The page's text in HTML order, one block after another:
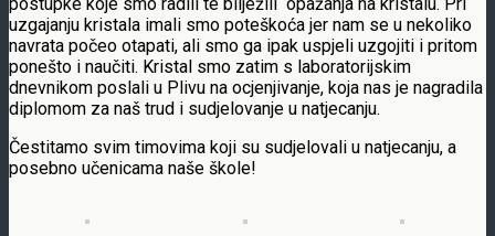
uzgajanju kristala imali smo poteškoća jer nam se u nekoliko
navrata počeo otapati, ali smo ga ipak uspjeli uzgojiti i pritom
ponešto i naučiti. Kristal smo zatim s laboratorijskim
dnevnikom poslali u Plivu na ocjenjivanje, koja nas je nagradila
diplomom za naš trud i sudjelovanje u natjecanju.
Čestitamo svim timovima koji su sudjelovali u natjecanju, a
posebno učenicama naše škole!